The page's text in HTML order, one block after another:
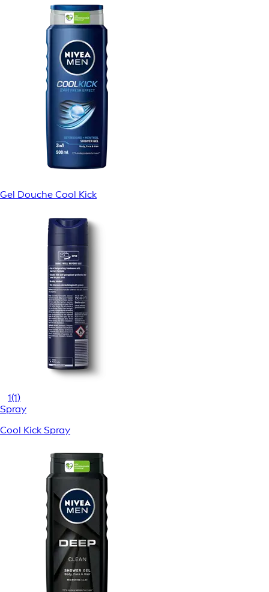
Gel Douche Cool Kick
1(1)
Spray
Cool Kick Spray